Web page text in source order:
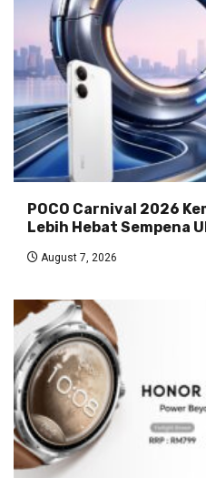
POCO Carnival 2026
Lebih Hebat Sempena
August 7, 2026